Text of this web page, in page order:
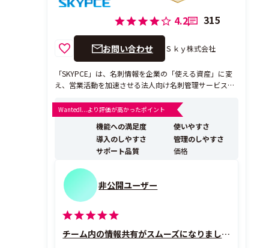
4.2 315
お問い合わせ Ｓｋｙ株式会社
「SKYPCE」は、名刺情報を企業の「使える資産」に変
え、営業活動を加速させる法人向け名刺管理サービスで
拡大とコスト削減を実現します。 最新バージョンではSF
A（営業支援システム）機能を標準搭載。名刺を登録す
るいつもの作業から、見込み顧客のリード管理、案件管
Wantedl...より評価が高かったポイント
機能への満足度
使いやすさ
導入のしやすさ
管理のしやすさ
サポート品質
価格
非公開ユーザー
チーム内の情報共有がスムーズになりました。